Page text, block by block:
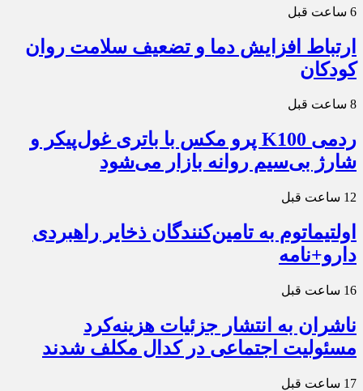
6 ساعت قبل
ارتباط افزایش دما و تضعیف سلامت روان
کودکان
8 ساعت قبل
ردمی K100 پرو مکس با باتری غول‌پیکر و
شارژ بی‌سیم روانه بازار می‌شود
12 ساعت قبل
اولتیماتوم به تامین‌کنندگان ذخایر راهبردی
دارو+نامه
16 ساعت قبل
ناشران به انتشار جزئیات هزینه‌کرد
مسئولیت اجتماعی در کدال مکلف شدند
17 ساعت قبل